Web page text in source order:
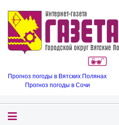
Прогноз погоды в Вятских Полянах
Прогноз погоды в Сочи